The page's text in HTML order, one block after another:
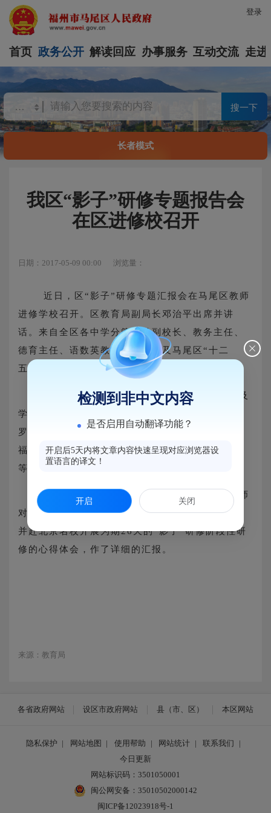
登录
首页 政务公开 解读回应 办事服务 互动交流 走进
搜一下
长者模式
我区“影子”研修专题报告会
在区进修校召开
日期：2017-05-09 00:00 浏览量：
近日，区“影子”研修专题汇报会在马尾区教师
进修学校召开。区教育局副局长邓治平出席并讲
话。来自全区各中学分管教学副校长、教务主任、
德育主任、语数英教研组长，以及马尾区“十二
五”第四期骨干教师参加。
会上，邓治平副局长对我区教师培训工作以及
学校教学工作作了指导性讲话；区教师进修校校长
罗辉作了业务方面的发言，并对参加“影子”研修的
福州第二十四中学林森、师大二附中许萍、刘小丫
等三名教师的学习与作给予了充分肯定。
据悉，我区福州第二十四中学林森等三位教师
对参加“福州市名优教师第七期影子研修班”学习，
并赴北京名校开展为期26天的“影子”研修阶段性研
修的心得体会，作了详细的汇报。
来源：教育局
各省政府网站 设区市政府网站 县（市、区） 本区网站
隐私保护 | 网站地图 | 使用帮助 | 网站统计 | 联系我们
|
今日更新
网站标识码：3501050001
闽公网安备：35010502000142
闽ICP备12023918号-1
检测到非中文内容
是否启用自动翻译功能？
开启后5天内将文章内容快速呈现对应浏览器设
置语言的译文！
开启 关闭